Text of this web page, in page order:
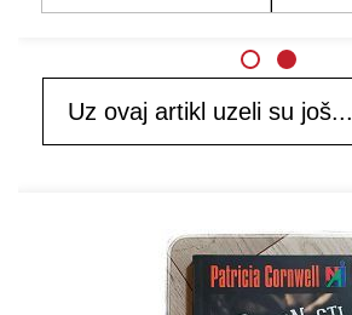
Uz ovaj artikl uzeli su još...